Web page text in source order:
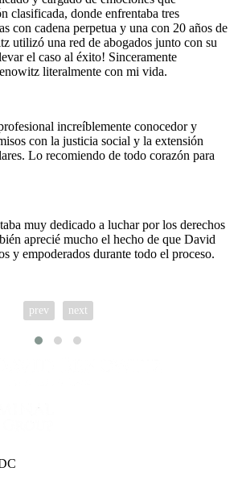
clasificada, donde enfrentaba tres
con cadena perpetua y una con 20 años de
utilizó una red de abogados junto con su
el caso al éxito! Sinceramente
literalmente con mi vida.
increíblemente conocedor y
con la justicia social y la extensión
Lo recomiendo de todo corazón para
muy dedicado a luchar por los derechos
aprecié mucho el hecho de que David
y empoderados durante todo el proceso.
prev next